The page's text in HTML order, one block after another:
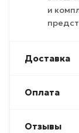
и
Доставка
Оплата
Отзывы